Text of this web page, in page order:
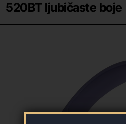
520BT ljubičaste boje